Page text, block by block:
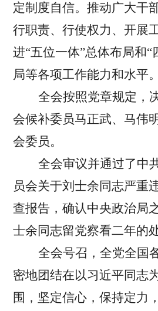
定制度自信。推动广大干
行职责、行使权力、开展
进“五位一体”总体布局和“
局等各项工作能力和水平。
全会按照党章规定，
会候补委员马正武、马伟
会委员。
全会审议并通过了中
员会关于刘士余同志严重
查报告，确认中央政治局
士余同志留党察看二年的处
全会号召，全党全国
密地团结在以习近平同志
围，坚定信心，保持定力